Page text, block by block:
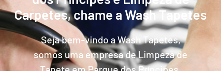
Carpetes, chame a Wash Tapetes
Seja bem-vindo a Wash Tapetes,
somos uma empresa de Limpeza de